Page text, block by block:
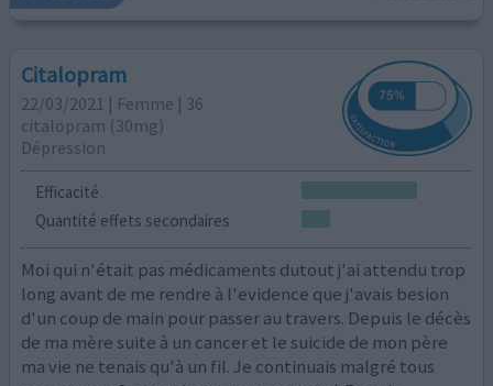
Citalopram
22/03/2021 | Femme | 36
citalopram (30mg)
Dépression
Efficacité
Quantité effets secondaires
Moi qui n'était pas médicaments dutout j'ai attendu trop
long avant de me rendre à l'evidence que j'avais besion
d'un coup de main pour passer au travers. Depuis le décès
de ma mère suite à un cancer et le suicide de mon père
ma vie ne tenais qu'à un fil. Je continuais malgré tous